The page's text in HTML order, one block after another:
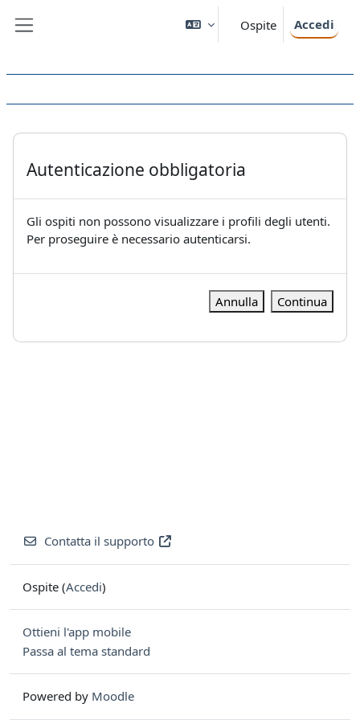
Ospite Accedi
Autenticazione obbligatoria
Gli ospiti non possono visualizzare i profili degli utenti.
Per proseguire è necessario autenticarsi.
Annulla Continua
Contatta il supporto
Ospite (Accedi)
Ottieni l'app mobile
Passa al tema standard
Powered by Moodle